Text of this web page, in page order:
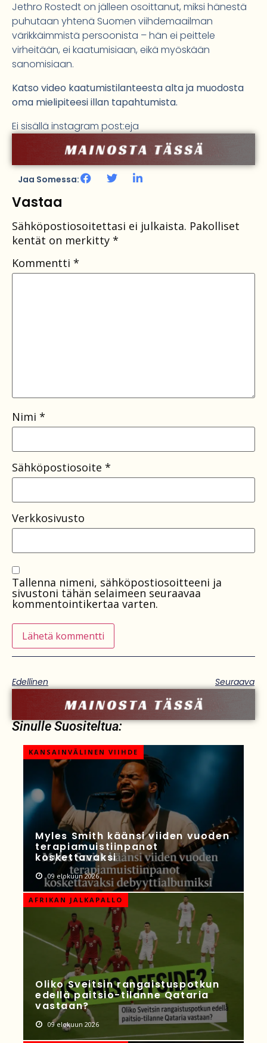
Jethro Rostedt on jälleen osoittanut, miksi hänestä
puhutaan yhtenä Suomen viihdemaailman
värikkäimmistä persoonista – hän ei peittele
virheitään, ei kaatumisiaan, eikä myöskään
sanomisiaan.
Katso video kaatumistilanteesta alta ja muodosta
oma mielipiteesi illan tapahtumista.
Ei sisällä instagram post:eja
Jaa Somessa:
Vastaa
Sähköpostiosoitettasi ei julkaista. Pakolliset
kentät on merkitty *
Kommentti *
Nimi *
Sähköpostiosoite *
Verkkosivusto
Tallenna nimeni, sähköpostiosoitteeni ja
sivustoni tähän selaimeen seuraavaa
kommentointikertaa varten.
Edellinen Seuraava
Sinulle Suositeltua:
KANSAINVÄLINEN VIIHDE
Myles Smith käänsi viiden vuoden
terapiamuistiinpanot
koskettavaksi
09 elokuun 2026
AFRIKAN JALKAPALLO
Oliko Sveitsin rangaistuspotkun
edellä paitsio-tilanne Qataria
vastaan?
09 elokuun 2026